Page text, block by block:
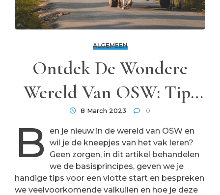
ALGEMEEN
Ontdek De Wondere
Wereld Van OSW: Tips
En Trucs Voor
Beginners!
8 March 2023 0
B
en je nieuw in de wereld van OSW en
wil je de kneepjes van het vak leren?
Geen zorgen, in dit artikel behandelen
we de basisprincipes, geven we je
handige tips voor een vlotte start en bespreken
we veelvoorkomende valkuilen en hoe je deze